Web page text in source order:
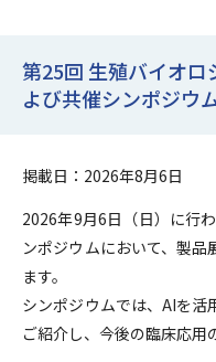
第25回 生殖バイオ
よび共催シンポジウ
掲載日：2026年8月6日
2026年9月6日（日）に行
ンポジウムにおいて、製
ます。
シンポジウムでは、AIを活
ご紹介し、今後の臨床応用